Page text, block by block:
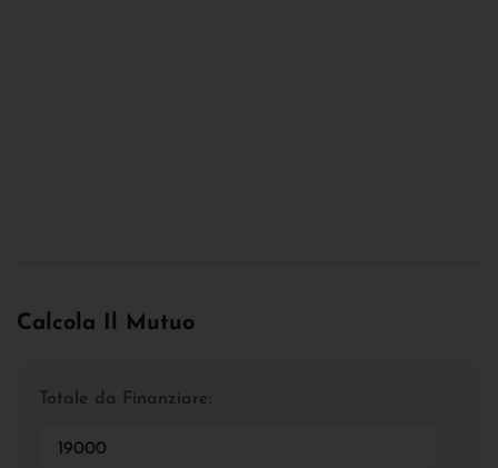
Calcola Il Mutuo
Totale da Finanziare: